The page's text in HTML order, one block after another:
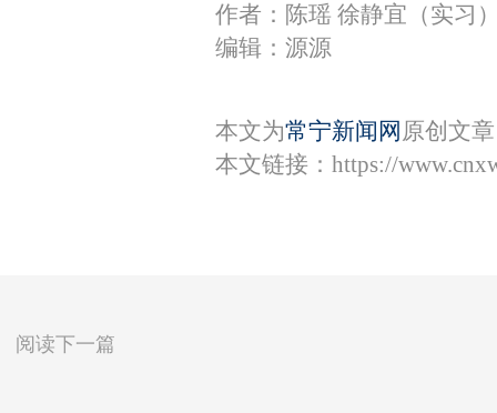
作者：陈瑶 徐静宜（实习
编辑：源源
本文为常宁新闻网 原创文
本文链接： https://
阅读下一篇